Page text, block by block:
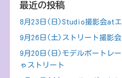
最近の投稿
8月23日(日)Studio撮影会at
9月26日(土)ストリート撮影
9月20日(日)モデルポートレ
ゃストリート